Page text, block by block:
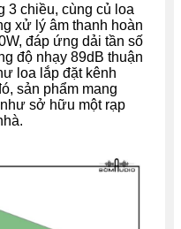
3 chiều, cùng củ loa
xử lý âm thanh hoàn
đáp ứng dải tần số
độ nhạy 89dB thuận
loa lắp đặt kênh
sản phẩm mang
sở hữu một rạp